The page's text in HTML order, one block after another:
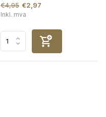
€4,95 €2,97
Inkl. mva